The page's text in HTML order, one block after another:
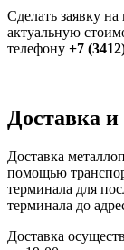
Сделать заявку
актуальную
телефону +7
Доставка и
Доставка
помощью
терминала для
терминала до
Доставка